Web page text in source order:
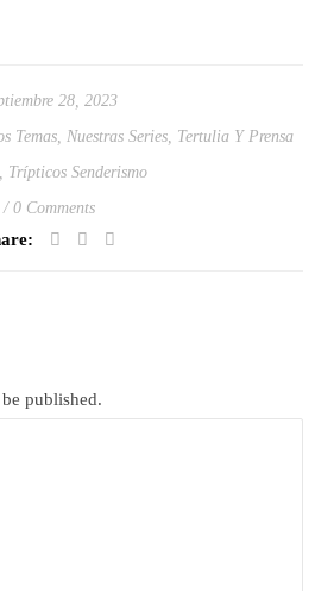
28, 2023
Temas Nuestras Series Tertulia Y Prensa
Trípticos Senderismo
0 Comments
published.